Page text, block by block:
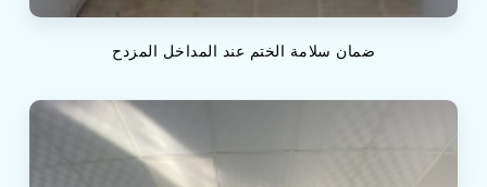
ضمان سلامة الختم عند المداخل المزدح